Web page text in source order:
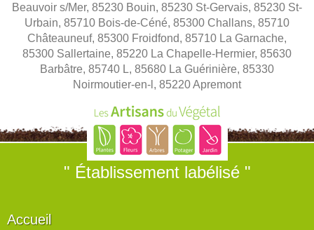
Beauvoir s/Mer, 85230 Bouin, 85230 St-Gervais, 85230 St-
Urbain, 85710 Bois-de-Céné, 85300 Challans, 85710
Châteauneuf, 85300 Froidfond, 85710 La Garnache,
85300 Sallertaine, 85220 La Chapelle-Hermier, 85630
Barbâtre, 85740 L, 85680 La Guérinière, 85330
Noirmoutier-en-l, 85220 Apremont
" Établissement labélisé "
Accueil